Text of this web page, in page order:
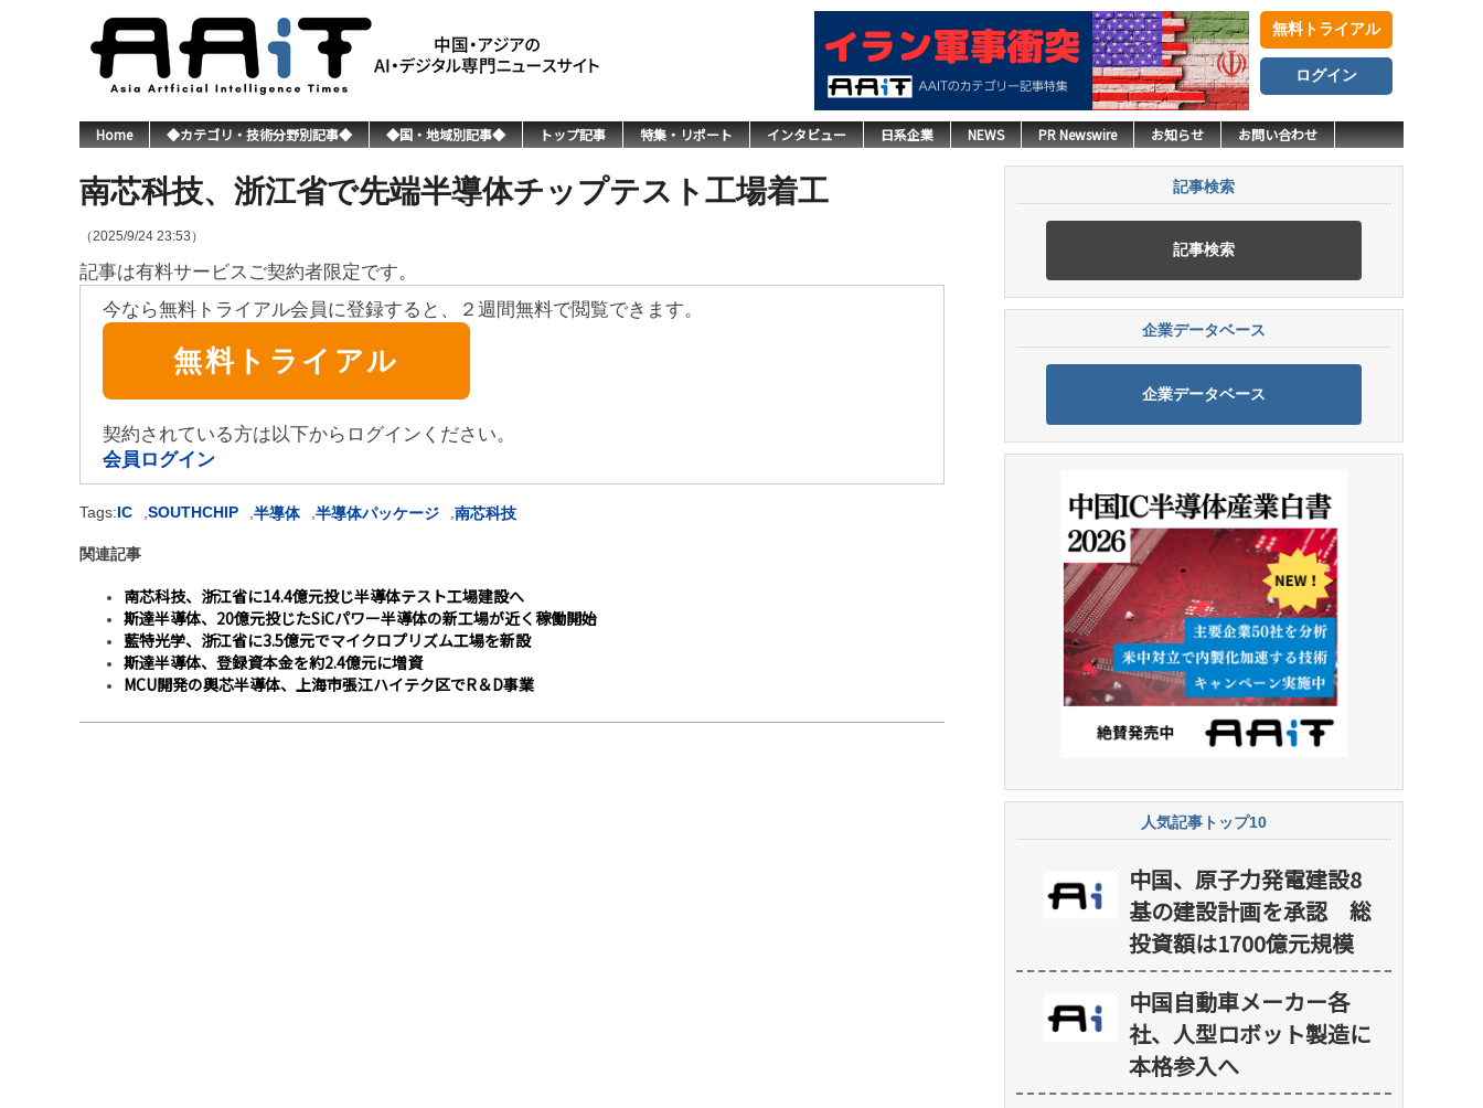
無料トライアル
ログイン
Home ◆カテゴリ・技術分野別記事◆ ◆国・地域別記事◆ トップ記事 特集・リポート インタビュー 日系企業 NEWS PR Newswire お知らせ お問い合わせ
南芯科技、浙江省で先端半導体チップテスト工場着工
（2025/9/24 23:53）
記事は有料サービスご契約者限定です。
今なら無料トライアル会員に登録すると、２週間無料で閲覧できます。
無料トライアル
契約されている方は以下からログインください。
会員ログイン
Tags:IC SOUTHCHIP 半導体 半導体パッケージ 南芯科技
関連記事
南芯科技、浙江省に14.4億元投じ半導体テスト工場建設へ
斯達半導体、20億元投じたSiCパワー半導体の新工場が近く稼働開始
藍特光学、浙江省に3.5億元でマイクロプリズム工場を新設
斯達半導体、登録資本金を約2.4億元に増資
MCU開発の輿芯半導体、上海市張江ハイテク区でR＆D事業
記事検索
記事検索
企業データベース
企業データベース
人気記事トップ10
中国、原子力発電建設8
基の建設計画を承認 総
投資額は1700億元規模
中国自動車メーカー各
社、人型ロボット製造に
本格参入へ